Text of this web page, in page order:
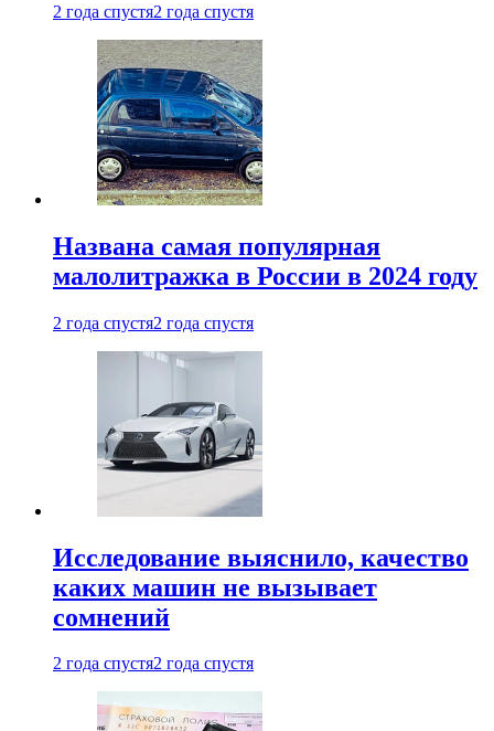
2 года спустя2 года спустя
Названа самая популярная
малолитражка в России в 2024 году
2 года спустя2 года спустя
Исследование выяснило, качество
каких машин не вызывает
сомнений
2 года спустя2 года спустя